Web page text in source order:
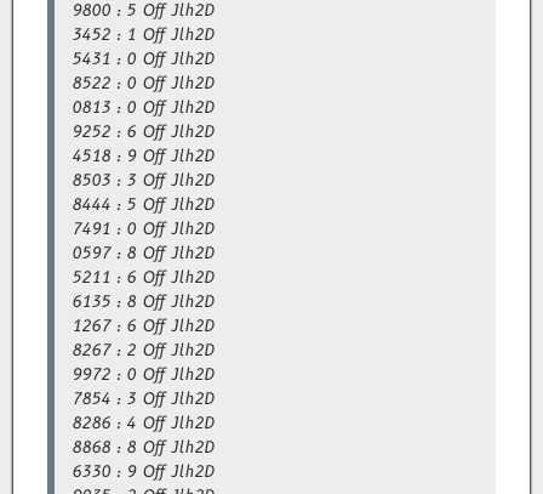
9800 : 5 Off Jlh2D
3452 : 1 Off Jlh2D
5431 : 0 Off Jlh2D
8522 : 0 Off Jlh2D
0813 : 0 Off Jlh2D
9252 : 6 Off Jlh2D
4518 : 9 Off Jlh2D
8503 : 3 Off Jlh2D
8444 : 5 Off Jlh2D
7491 : 0 Off Jlh2D
0597 : 8 Off Jlh2D
5211 : 6 Off Jlh2D
6135 : 8 Off Jlh2D
1267 : 6 Off Jlh2D
8267 : 2 Off Jlh2D
9972 : 0 Off Jlh2D
7854 : 3 Off Jlh2D
8286 : 4 Off Jlh2D
8868 : 8 Off Jlh2D
6330 : 9 Off Jlh2D